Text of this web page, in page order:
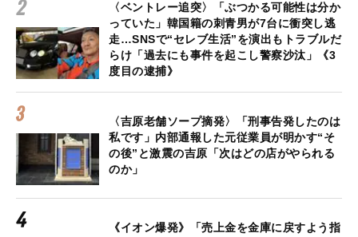
〈ベントレー追突〉「ぶつかる可能性は分か
っていた」韓国籍の刺青男が7台に衝突し逃
走…SNSで“セレブ生活”を演出もトラブルだ
らけ「過去にも事件を起こし警察沙汰」《3
度目の逮捕》
〈吉原老舗ソープ摘発〉「刑事告発したのは
私です」内部通報した元従業員が明かす“そ
の後”と激震の吉原「次はどの店がやられる
のか」
《イオン爆発》「売上金を金庫に戻すよう指